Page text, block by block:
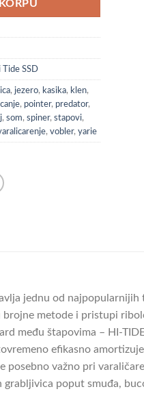
Tide SSD
, jezero, kasika, klen,
, pointer, predator,
, som, spiner, stapovi,
, vobler, yarie
jednu od najpopularnijih
brojne metode i pristupi
među štapovima – HI-
efikasno
posebno važno pri
poput smuđa,